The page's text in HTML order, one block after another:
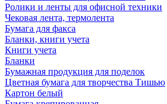
Ролики и ленты для офисной техники
Чековая лента, термолента
Бумага для факса
Бланки, книги учета
Книги учета
Бланки
Бумажная продукция для поделок
Цветная бумага для творчества Тишью
Картон белый